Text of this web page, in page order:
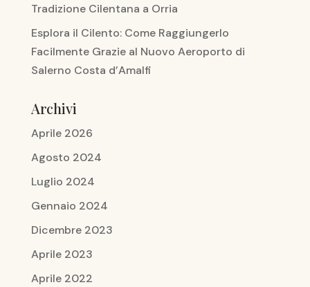
Tradizione Cilentana a Orria
Esplora il Cilento: Come Raggiungerlo
Facilmente Grazie al Nuovo Aeroporto di
Salerno Costa d’Amalfi
Archivi
Aprile 2026
Agosto 2024
Luglio 2024
Gennaio 2024
Dicembre 2023
Aprile 2023
Aprile 2022